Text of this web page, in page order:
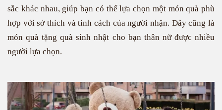
sắc khác nhau, giúp bạn có thể lựa chọn một món quà phù
hợp với sở thích và tính cách của người nhận. Đây cũng là
món quà tặng quà sinh nhật cho bạn thân nữ được nhiều
người lựa chọn.